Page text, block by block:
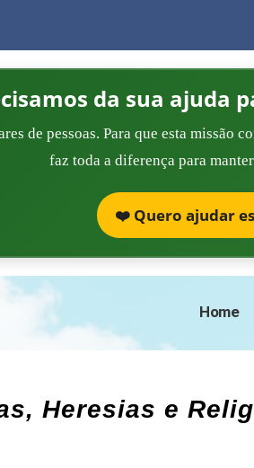
da sua ajuda
de pessoas. Para que esta missão
faz toda a diferença para
❤️ Quero ajudar
Home
Heresias e